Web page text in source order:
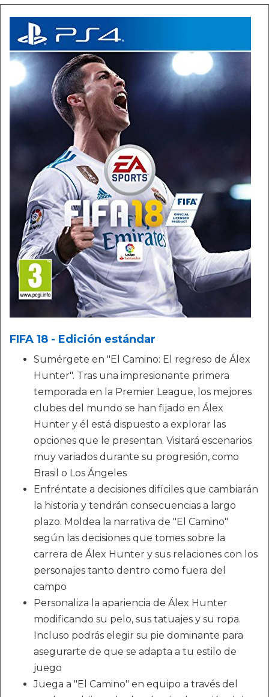
FIFA 18 - Edición estándar
Sumérgete en "El Camino: El regreso de Álex
Hunter". Tras una impresionante primera
temporada en la Premier League, los mejores
clubes del mundo se han fijado en Álex
Hunter y él está dispuesto a explorar las
opciones que le presentan. Visitará escenarios
muy variados durante su progresión, como
Brasil o Los Ángeles
Enfréntate a decisiones difíciles que cambiarán
la historia y tendrán consecuencias a largo
plazo. Moldea la narrativa de "El Camino"
según las decisiones que tomes sobre la
carrera de Álex Hunter y sus relaciones con los
personajes tanto dentro como fuera del
campo
Personaliza la apariencia de Álex Hunter
modificando su pelo, sus tatuajes y su ropa.
Incluso podrás elegir su pie dominante para
asegurarte de que se adapta a tu estilo de
juego
Juega a "El Camino" en equipo a través del